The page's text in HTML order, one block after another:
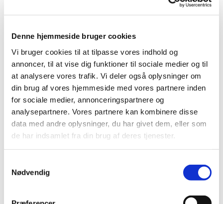
Denne hjemmeside bruger cookies
Vi bruger cookies til at tilpasse vores indhold og
annoncer, til at vise dig funktioner til sociale medier og til
at analysere vores trafik. Vi deler også oplysninger om
din brug af vores hjemmeside med vores partnere inden
for sociale medier, annonceringspartnere og
analysepartnere. Vores partnere kan kombinere disse
data med andre oplysninger, du har givet dem, eller som
de har indsamlet fra din brug af deres tjenester.
Nødvendig
Omsorgs- og
ansvarserkl
æring
Ved digital
Hvis I er digital fritaget
Kontakt
Kirkekontore
t
NB. Hvis I har udfyldt en
ansvarserklæring før